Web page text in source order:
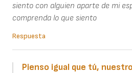
siento con alguien aparte de mi
comprenda lo que siento
Respuesta
Pienso igual que tú,